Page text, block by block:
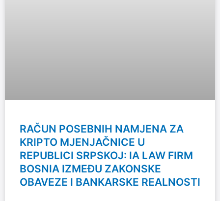
RAČUN POSEBNIH NAMJENA ZA
KRIPTO MJENJAČNICE U
REPUBLICI SRPSKOJ: IA LAW FIRM
BOSNIA IZMEĐU ZAKONSKE
OBAVEZE I BANKARSKE REALNOSTI